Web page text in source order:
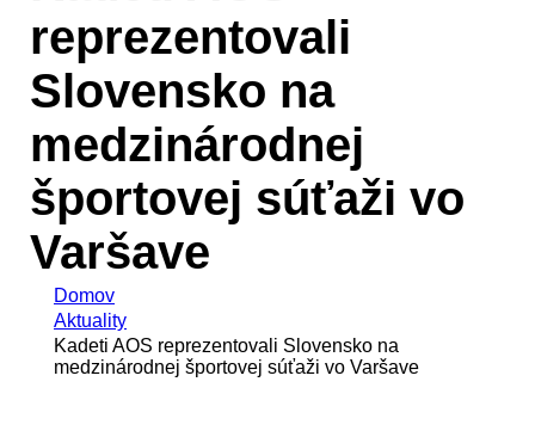
reprezentovali
Slovensko na
medzinárodnej
športovej súťaži vo
Varšave
Domov
Aktuality
Kadeti AOS reprezentovali Slovensko na
medzinárodnej športovej súťaži vo Varšave